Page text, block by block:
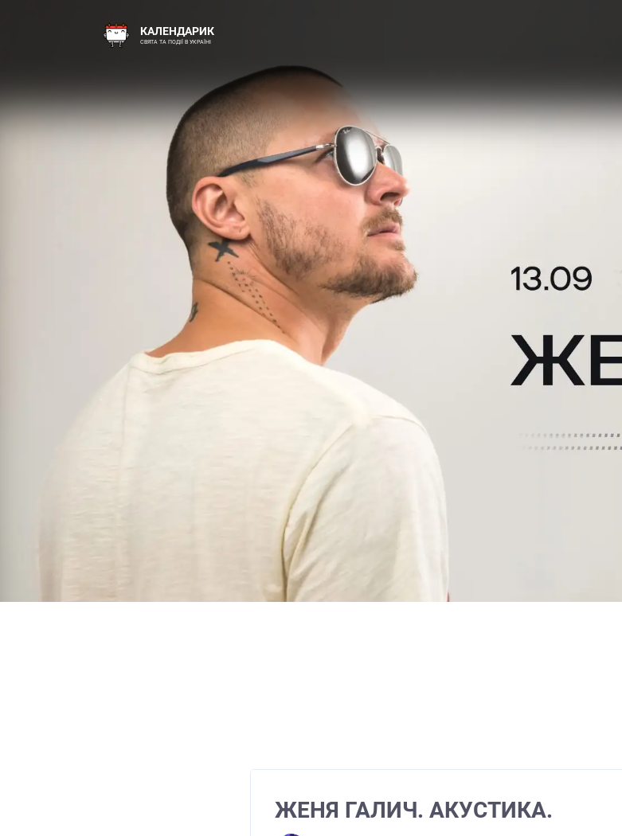
КАЛЕНДАРИК
СВЯТА ТА ПОДІЇ В УКРАЇНІ
ЖЕНЯ ГАЛИЧ. АКУСТИКА.